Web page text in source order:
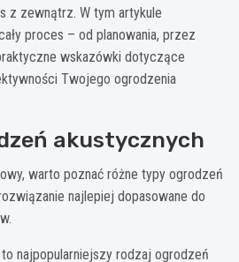
z zewnątrz. W tym artykule
proces – od planowania, przez
wskazówki dotyczące
Twojego ogrodzenia
akustycznych
warto poznać różne typy ogrodzeń
najlepiej dopasowane do
to najpopularniejszy rodzaj ogrodzeń